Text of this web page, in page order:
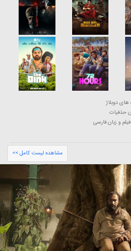
های دوبلاژ
حذفیات
و زبان فارسی
مشاهده لیست کامل >>